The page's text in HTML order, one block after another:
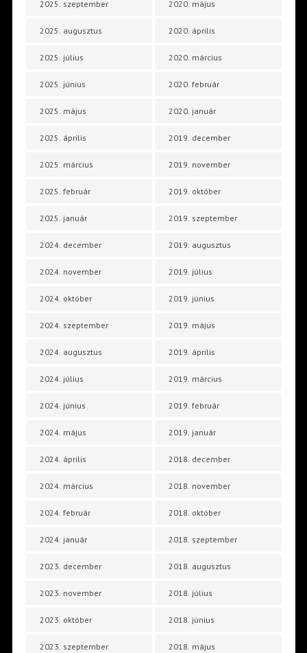
2025. szeptember
2025. augusztus
2025. július
2025. június
2025. május
2025. április
2025. március
2025. február
2025. január
2024. december
2024. november
2024. október
2024. szeptember
2024. augusztus
2024. július
2024. június
2024. május
2024. április
2024. március
2024. február
2024. január
2023. december
2023. november
2023. október
2023. szeptember
2020. május
2020. április
2020. március
2020. február
2020. január
2019. december
2019. november
2019. október
2019. szeptember
2019. augusztus
2019. július
2019. június
2019. május
2019. április
2019. március
2019. február
2019. január
2018. december
2018. november
2018. október
2018. szeptember
2018. augusztus
2018. július
2018. június
2018. május